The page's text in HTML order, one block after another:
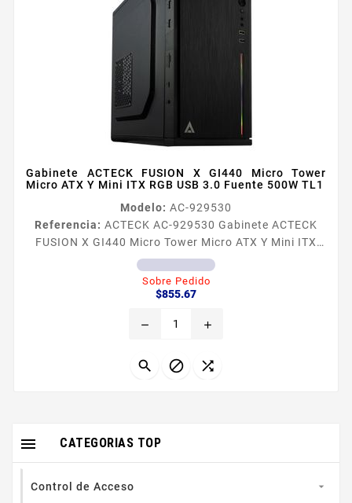
Gabinete ACTECK FUSION X GI440 Micro Tower
Micro ATX Y Mini ITX RGB USB 3.0 Fuente 500W TL1
Modelo: AC-929530
Referencia: ACTECK AC-929530 Gabinete ACTECK
FUSION X GI440 Micro Tower Micro ATX Y Mini ITX
Sobre Pedido
$855.67Precio
remove add
  
CATEGORIAS TOP

Control de Acceso 